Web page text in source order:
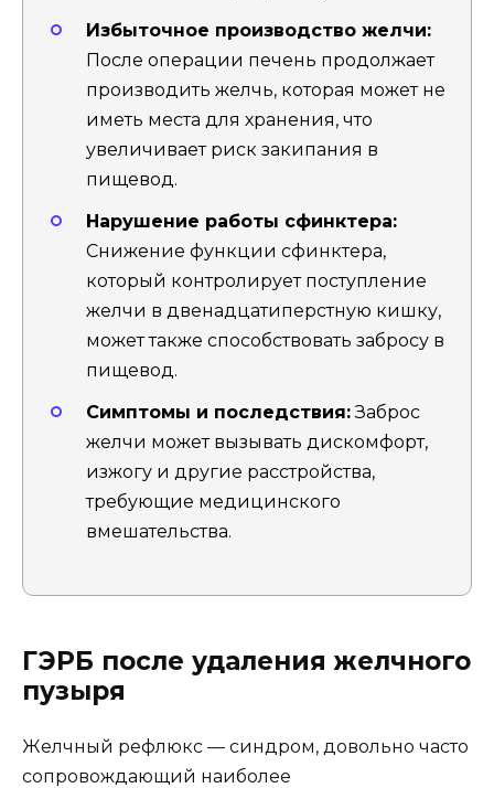
Избыточное производство желчи:
После операции печень продолжает
производить желчь, которая может не
иметь места для хранения, что
увеличивает риск закипания в
пищевод.
Нарушение работы сфинктера:
Снижение функции сфинктера,
который контролирует поступление
желчи в двенадцатиперстную кишку,
может также способствовать забросу в
пищевод.
Симптомы и последствия:Заброс
желчи может вызывать дискомфорт,
изжогу и другие расстройства,
требующие медицинского
вмешательства.
ГЭРБ после удаления желчного
пузыря
Желчный рефлюкс — синдром, довольно часто
сопровождающий наиболее